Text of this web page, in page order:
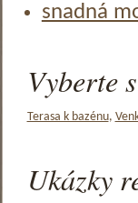
snadná
Vyberte
Terasa k bazénu,
Ukázky